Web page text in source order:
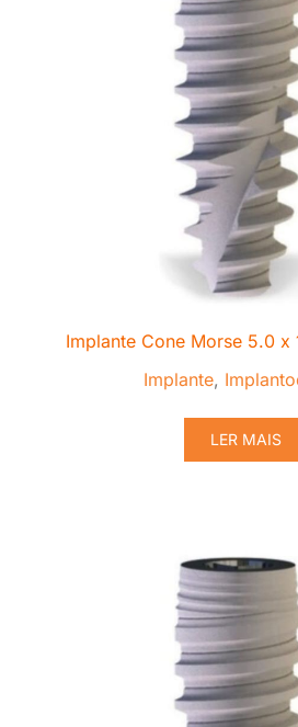
Implante Cone Morse 5.0 x
Implante,
LER MAIS